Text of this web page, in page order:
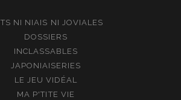
NI NIAIS NI JOVIALES
DOSSIERS
INCLASSABLES
JAPONIAISERIES
LE JEU VIDÉAL
MA P'TITE VIE